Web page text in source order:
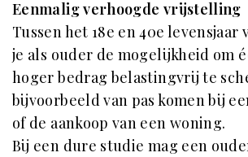
Eenmalig verhoogde vrijstelling
Tussen het 18e en 40e levensjaar
je als ouder de mogelijkheid om
hoger bedrag belastingvrij te
bijvoorbeeld van pas komen bij
of de aankoop van een woning.
Bij een dure studie mag een